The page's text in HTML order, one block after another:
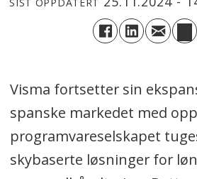
Visma fortsetter sin
spanske markedet med
programvareselskapet
skybaserte løsninger for